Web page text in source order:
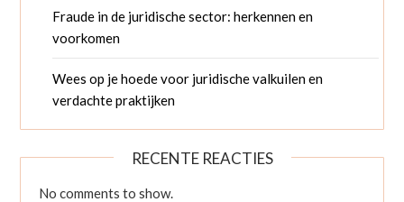
Fraude in de juridische sector: herkennen en
voorkomen
Wees op je hoede voor juridische valkuilen en
verdachte praktijken
RECENTE REACTIES
No comments to show.